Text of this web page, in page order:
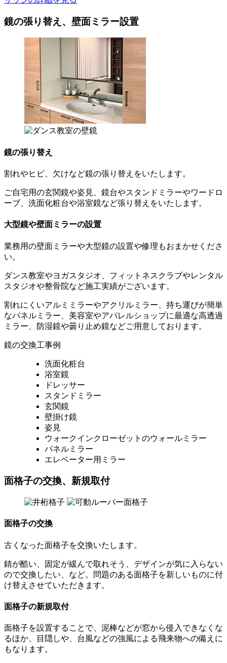
鏡の張り替え、壁面ミラー設置
鏡の張り替え
割れやヒビ、欠けなど鏡の張り替えをいたします。
ご自宅用の玄関鏡や姿見、鏡台やスタンドミラーやワードロ
ーブ、洗面化粧台や浴室鏡など張り替えをいたします。
大型鏡や壁面ミラーの設置
業務用の壁面ミラーや大型鏡の設置や修理もおまかせくださ
い。
ダンス教室やヨガスタジオ、フィットネスクラブやレンタル
スタジオや整骨院など施工実績がございます。
割れにくいアルミミラーやアクリルミラー、持ち運びが簡単
なパネルミラー、美容室やアパレルショップに最適な高透過
ミラー、防湿鏡や曇り止め鏡などご用意しております。
鏡の交換工事例
洗面化粧台
浴室鏡
ドレッサー
スタンドミラー
玄関鏡
壁掛け鏡
姿見
ウォークインクローゼットのウォールミラー
パネルミラー
エレベーター用ミラー
面格子の交換、新規取付
面格子の交換
古くなった面格子を交換いたします。
錆が酷い、固定が緩んで取れそう、デザインが気に入らない
ので交換したい、など。問題のある面格子を新しいものに付
け替えさせていただきます。
面格子の新規取付
面格子を設置することで、泥棒などが窓から侵入できなくな
るほか、目隠しや、台風などの強風による飛来物への備えに
もなります。